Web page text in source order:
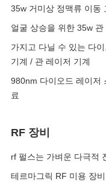
35w 거미상 정맥류 이동
얼굴 상승을 위한 35w
가지고 다닐 수 있는 다
기계 / 관 레이저 기계
980nm 다이오드 레이저
료
RF 장비
rf 펄스는 가벼운 다극적
테르마그릭 RF 미용 장